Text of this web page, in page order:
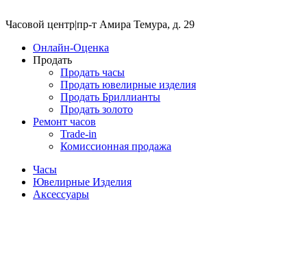
Часовой центр|пр-т Амира Темура, д. 29
Онлайн-Оценка
Продать
Продать часы
Продать ювелирные изделия
Продать Бриллианты
Продать золото
Ремонт часов
Trade-in
Комиссионная продажа
Часы
Ювелирные Изделия
Аксессуары